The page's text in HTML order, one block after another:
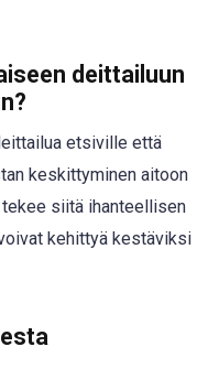
deittailuun
etsiville että
keskittyminen aitoon
siitä ihanteellisen
kehittyä kestäviksi